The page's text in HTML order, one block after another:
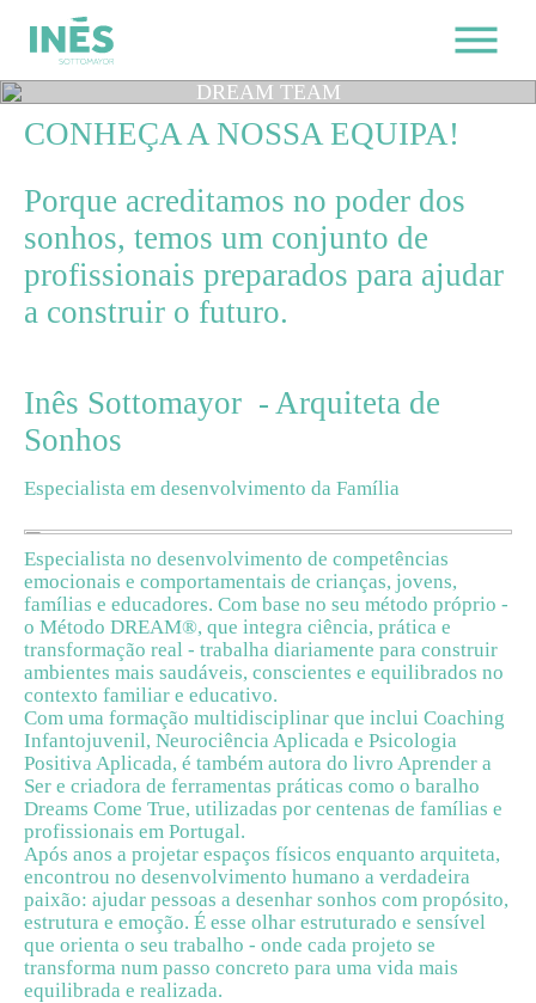
DREAM TEAM
CONHEÇA A NOSSA EQUIPA!
Porque acreditamos no poder dos
sonhos, temos um conjunto de
profissionais preparados para ajudar
a construir o futuro.
Inês Sottomayor - Arquiteta de
Sonhos
Especialista em desenvolvimento da Família
Especialista no desenvolvimento de competências
emocionais e comportamentais de crianças, jovens,
famílias e educadores. Com base no seu método próprio -
o Método DREAM®, que integra ciência, prática e
transformação real - trabalha diariamente para construir
ambientes mais saudáveis, conscientes e equilibrados no
contexto familiar e educativo.
Com uma formação multidisciplinar que inclui Coaching
Infantojuvenil, Neurociência Aplicada e Psicologia
Positiva Aplicada, é também autora do livro Aprender a
Ser e criadora de ferramentas práticas como o baralho
Dreams Come True, utilizadas por centenas de famílias e
profissionais em Portugal.
Após anos a projetar espaços físicos enquanto arquiteta,
encontrou no desenvolvimento humano a verdadeira
paixão: ajudar pessoas a desenhar sonhos com propósito,
estrutura e emoção. É esse olhar estruturado e sensível
que orienta o seu trabalho - onde cada projeto se
transforma num passo concreto para uma vida mais
equilibrada e realizada.